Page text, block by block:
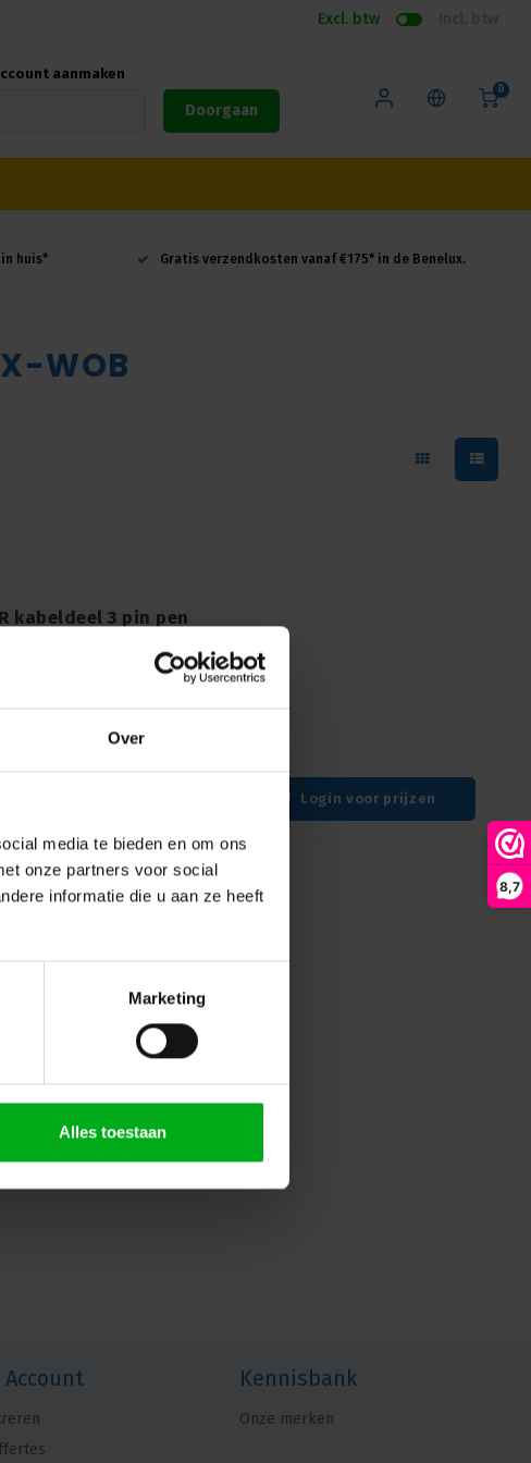
Over
media te bieden en om ons
onze partners voor social
informatie die u aan ze heeft
Marketing
Alles toestaan
8,7
Excl. btw
aanmaken
Doorgaan
0
huis* Gratis verzendkosten vanaf €175* in de Benelux.
WOB
kabeldeel 3 pin pen
nikkel behuizing,
zonder tule voor
Login voor prijzen
Kennisbank
Onze merken